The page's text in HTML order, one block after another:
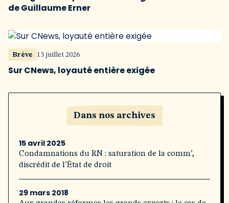
de Guillaume Erner
Brève 13 juillet 2026
Sur CNews, loyauté entière exigée
Dans nos archives
15 avril 2025
Condamnations du RN : saturation de la comm’,
discrédit de l’État de droit
29 mars 2018